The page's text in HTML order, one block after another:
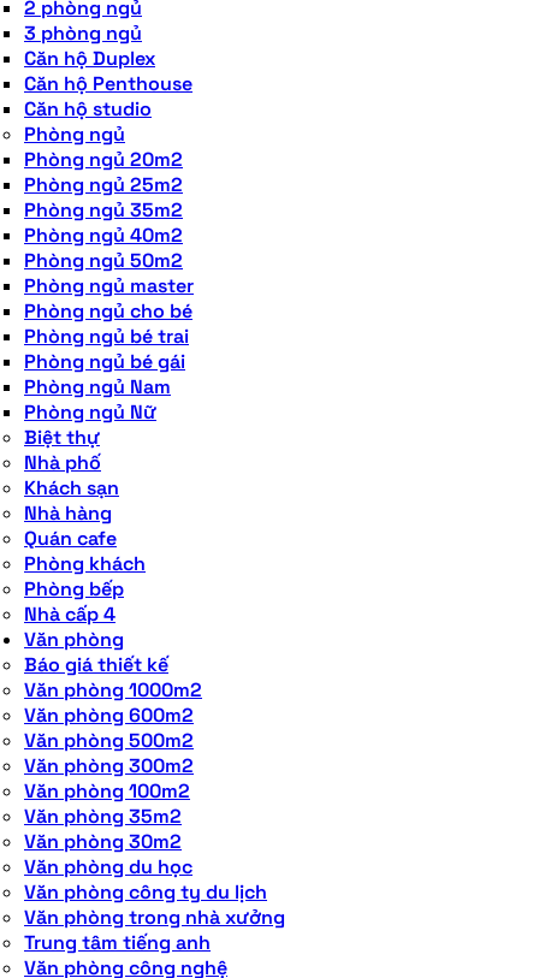
2 phòng ngủ
3 phòng ngủ
Căn hộ Duplex
Căn hộ Penthouse
Căn hộ studio
Phòng ngủ
Phòng ngủ 20m2
Phòng ngủ 25m2
Phòng ngủ 35m2
Phòng ngủ 40m2
Phòng ngủ 50m2
Phòng ngủ master
Phòng ngủ cho bé
Phòng ngủ bé trai
Phòng ngủ bé gái
Phòng ngủ Nam
Phòng ngủ Nữ
Biệt thự
Nhà phố
Khách sạn
Nhà hàng
Quán cafe
Phòng khách
Phòng bếp
Nhà cấp 4
Văn phòng
Báo giá thiết kế
Văn phòng 1000m2
Văn phòng 600m2
Văn phòng 500m2
Văn phòng 300m2
Văn phòng 100m2
Văn phòng 35m2
Văn phòng 30m2
Văn phòng du học
Văn phòng công ty du lịch
Văn phòng trong nhà xưởng
Trung tâm tiếng anh
Văn phòng công nghệ